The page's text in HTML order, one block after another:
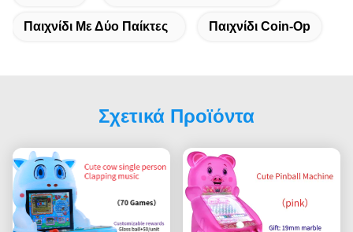
Παιχνίδι Με Δύο Παίκτες Παιχνίδι Coin-Op
Σχετικά Προϊόντα